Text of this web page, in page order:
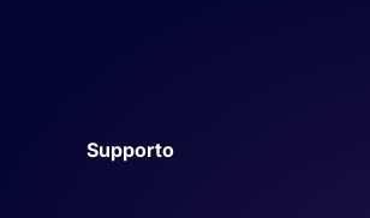
Supporto